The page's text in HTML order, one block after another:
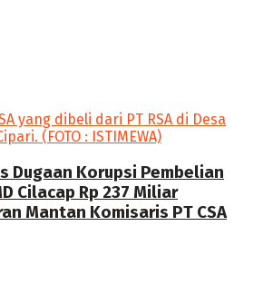
Dugaan Korupsi Pembelian
Cilacap Rp 237 Miliar
Mantan Komisaris PT CSA